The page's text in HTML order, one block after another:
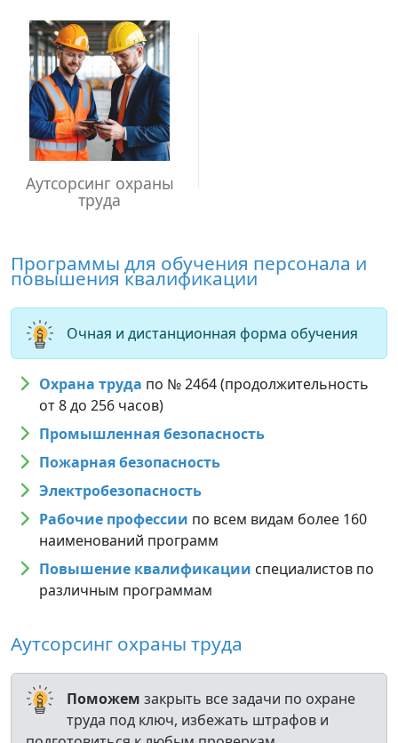
Аутсорсинг охраны
труда
Программы для обучения персонала и
повышения квалификации
Очная и дистанционная форма обучения
Охрана труда по № 2464 (продолжительность
от 8 до 256 часов)
Промышленная безопасность
Пожарная безопасность
Электробезопасность
Рабочие профессии по всем видам более 160
наименований программ
Повышение квалификации специалистов по
различным программам
Аутсорсинг охраны труда
Поможем закрыть все задачи по охране
труда под ключ, избежать штрафов и